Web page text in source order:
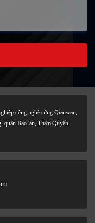
công nghệ cứng Qianwan,
quận Bao 'an, Thâm Quyến